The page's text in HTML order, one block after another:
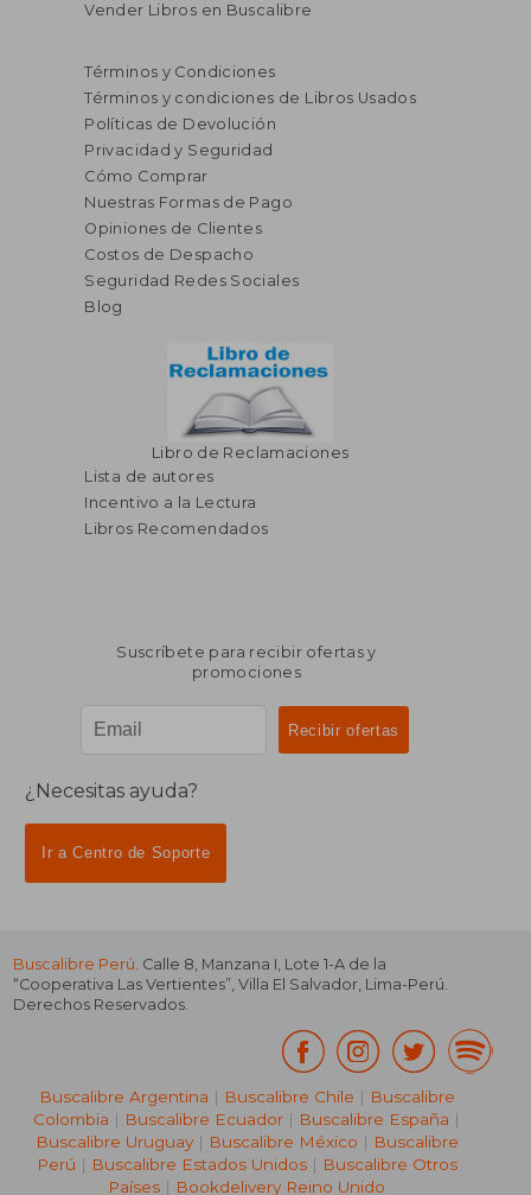
Vender Libros en Buscalibre
Términos y Condiciones
Términos y condiciones de Libros Usados
Políticas de Devolución
Privacidad y Seguridad
Cómo Comprar
Nuestras Formas de Pago
Opiniones de Clientes
Costos de Despacho
Seguridad Redes Sociales
Blog
Libro de Reclamaciones
Lista de autores
Incentivo a la Lectura
Libros Recomendados
Suscríbete para recibir ofertas y
promociones
¿Necesitas ayuda?
Ir a Centro de Soporte
Buscalibre Perú . Calle 8, Manzana I, Lote 1-A de la
“Cooperativa Las Vertientes”, Villa El Salvador, Lima-Perú.
Derechos Reservados.
Buscalibre Argentina | Buscalibre Chile | Buscalibre
Colombia | Buscalibre Ecuador | Buscalibre España |
Buscalibre Uruguay| Buscalibre México | Buscalibre
Perú | Buscalibre Estados Unidos| Buscalibre Otros
Países | Bookdelivery Reino Unido